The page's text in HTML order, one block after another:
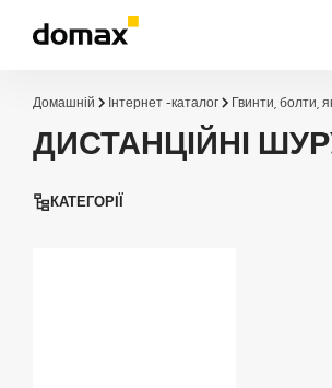
Домашній Інтернет -каталог Гвинти, болти,
ДИСТАНЦІЙНІ
КАТЕГОРІЇ